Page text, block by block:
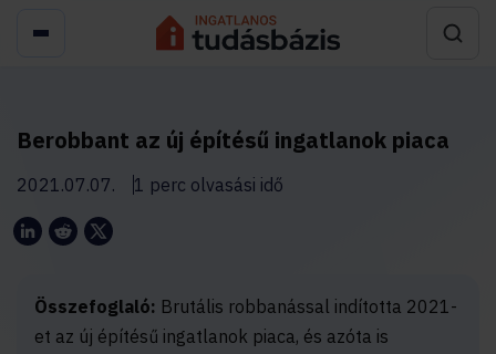
Berobbant az új építésű ingatlanok piaca
2021.07.07. 1 perc olvasási idő
Összefoglaló: Brutális robbanással indította 2021-
et az új építésű ingatlanok piaca, és azóta is